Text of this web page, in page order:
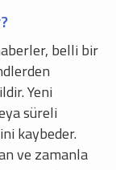
belli bir
Yeni
süreli
kaybeder.
ve zamanla